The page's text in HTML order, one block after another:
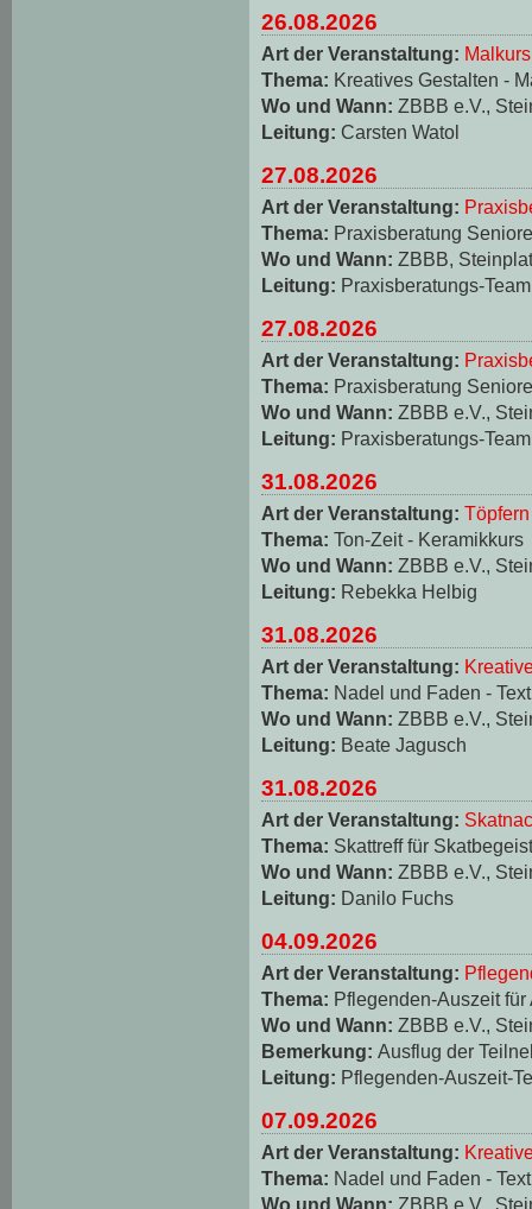
26.08.2026
Art der Veranstaltung: Malkurs
Thema: Kreatives Gestalten -
Wo und Wann: ZBBB e.V.,
Leitung: Carsten Watol
27.08.2026
Art der Veranstaltung:
Thema: Praxisberatung
Wo und Wann: ZBBB,
Leitung: Praxisberatungs-Team
27.08.2026
Art der Veranstaltung:
Thema: Praxisberatung
Wo und Wann: ZBBB e.V.,
Leitung: Praxisberatungs-Team
31.08.2026
Art der Veranstaltung: Töpfern
Thema: Ton-Zeit - Keramikkurs
Wo und Wann: ZBBB e.V.,
Leitung: Rebekka Helbig
31.08.2026
Art der Veranstaltung:
Thema: Nadel und Faden -
Wo und Wann: ZBBB e.V.,
Leitung: Beate Jagusch
31.08.2026
Art der Veranstaltung:
Thema: Skattreff für
Wo und Wann: ZBBB e.V.,
Leitung: Danilo Fuchs
04.09.2026
Art der Veranstaltung:
Thema: Pflegenden-Auszeit
Wo und Wann: ZBBB e.V.,
Bemerkung: Ausflug der
Leitung: Pflegenden-Auszeit-
07.09.2026
Art der Veranstaltung:
Thema: Nadel und Faden -
Wo und Wann: ZBBB e.V.,